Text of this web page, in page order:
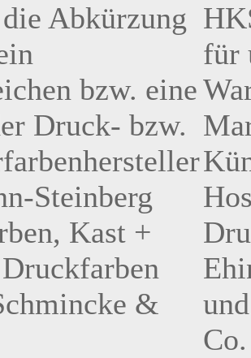
Abkürzung
bzw. eine
Druck- bzw.
Steinberg
Kast +
&
für
Co.